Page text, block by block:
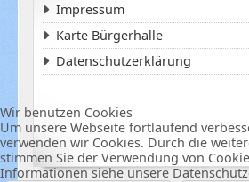
Impressum
Karte Bürgerhalle
Datenschutzerklärung
Wir benutzen Cookies
Um unsere Webseite fortlaufend
verwenden wir Cookies. Durch die
stimmen Sie der Verwendung von
Informationen siehe unsere